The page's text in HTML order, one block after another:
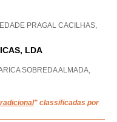
PRAGAL CACILHAS,
LDA
SOBREDA ALMADA,
" classificadas por